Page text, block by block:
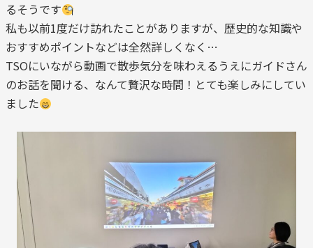
るそうです
私も以前1度だけ訪れたことがありますが、歴史的な知識や
おすすめポイントなどは全然詳しくなく…
TSOにいながら動画で散歩気分を味わえるうえにガイドさん
のお話を聞ける、なんて贅沢な時間！とても楽しみにしてい
ました